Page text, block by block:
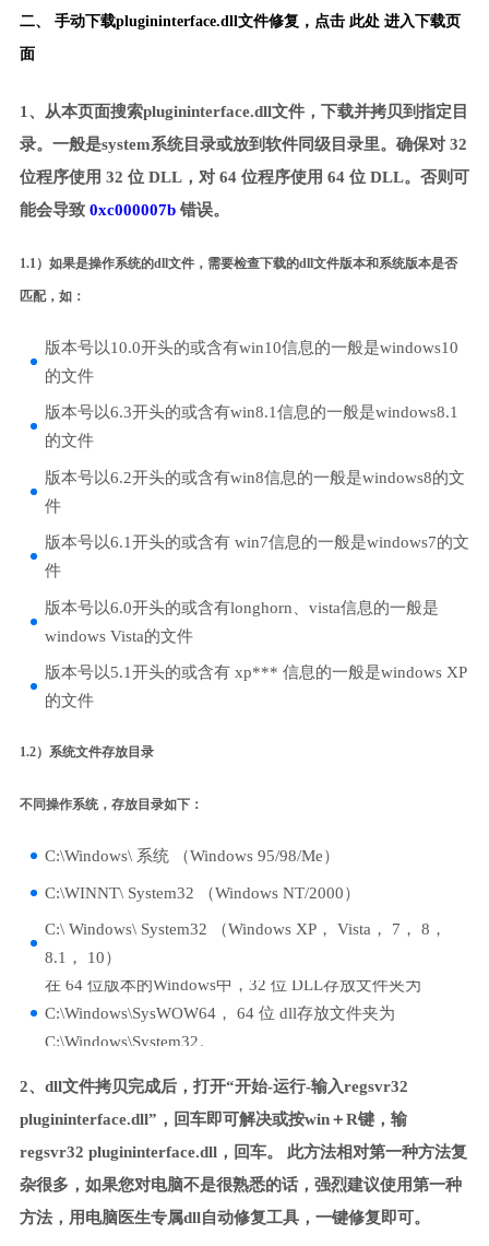
二、 手动下载plugininterface.dll文件修复， 点击 此处 进入下载页
面
1、从本页面搜索plugininterface.dll文件，下载并拷贝到指定目
录。一般是system系统目录或放到软件同级目录里。确保对 32
位程序使用 32 位 DLL，对 64 位程序使用 64 位 DLL。否则可
能会导致 0xc000007b错误。
1.1）如果是操作系统的dll文件，需要检查下载的dll文件版本和系统版本是否
匹配，如：
版本号以10.0开头的或含有win10信息的一般是windows10
的文件
版本号以6.3开头的或含有win8.1信息的一般是windows8.1
的文件
版本号以6.2开头的或含有win8信息的一般是windows8的文
件
版本号以6.1开头的或含有 win7信息的一般是windows7的文
件
版本号以6.0开头的或含有longhorn、vista信息的一般是
windows Vista的文件
版本号以5.1开头的或含有 xp*** 信息的一般是windows XP
的文件
1.2）系统文件存放目录
不同操作系统，存放目录如下：
C:\Windows\ 系统 （Windows 95/98/Me）
C:\WINNT\ System32 （Windows NT/2000）
C:\ Windows\ System32 （Windows XP， Vista， 7， 8，
8.1， 10）
在 64 位版本的Windows中，32 位 DLL存放文件夹为
C:\Windows\SysWOW64， 64 位 dll存放文件夹为
C:\Windows\System32。
2、dll文件拷贝完成后，打开“开始-运行-输入regsvr32
plugininterface.dll”，回车即可解决或按win＋R键，输
regsvr32 plugininterface.dll，回车。 此方法相对第一种方法复
杂很多，如果您对电脑不是很熟悉的话，强烈建议使用第一种
方法，用电脑医生专属dll自动修复工具，一键修复即可。